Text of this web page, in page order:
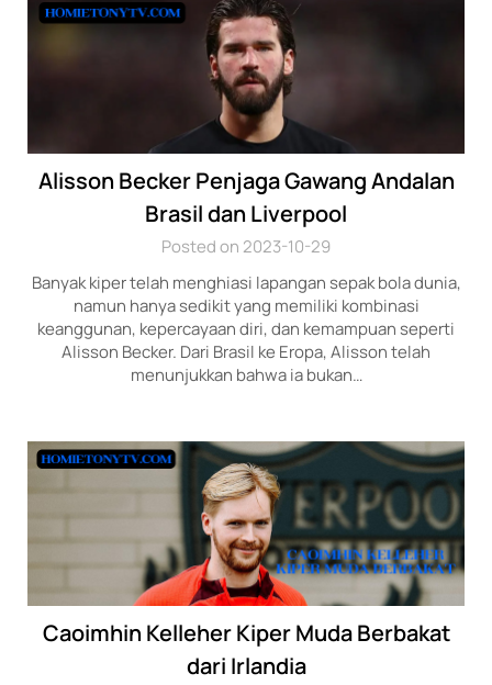
Alisson Becker Penjaga Gawang Andalan
Brasil dan Liverpool
Posted on 2023-10-29
Banyak kiper telah menghiasi lapangan sepak bola dunia,
namun hanya sedikit yang memiliki kombinasi
keanggunan, kepercayaan diri, dan kemampuan seperti
Alisson Becker. Dari Brasil ke Eropa, Alisson telah
menunjukkan bahwa ia bukan…
Caoimhin Kelleher Kiper Muda Berbakat
dari Irlandia